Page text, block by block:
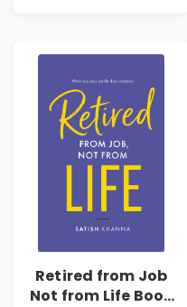
Retired from Job
Not from Life Book